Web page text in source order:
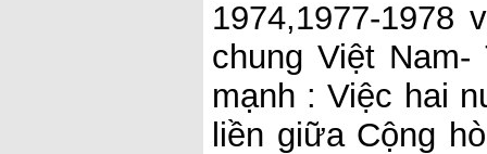
1974,1977-1978
chung Việt Nam-
mạnh : Việc hai
liền giữa Cộng